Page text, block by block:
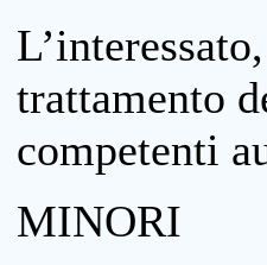
trattamento
competenti
MINORI